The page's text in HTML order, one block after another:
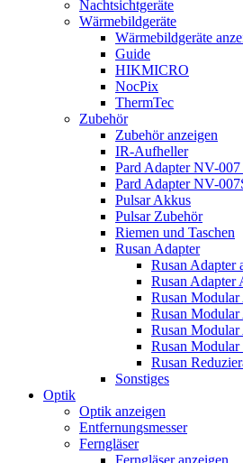
Nachtsichtgeräte
Wärmebildgeräte
Wärmebildgeräte
Guide
HIKMICRO
NocPix
ThermTec
Zubehör
Zubehör anzeigen
IR-Aufheller
Pard Adapter NV-
Pard Adapter NV-
Pulsar Akkus
Pulsar Zubehör
Riemen und Taschen
Rusan Adapter
Rusan Adapter
Rusan Adapter
Rusan
Rusan
Rusan
Rusan
Rusan
Sonstiges
Optik
Optik anzeigen
Entfernungsmesser
Ferngläser
Ferngläser anzeigen